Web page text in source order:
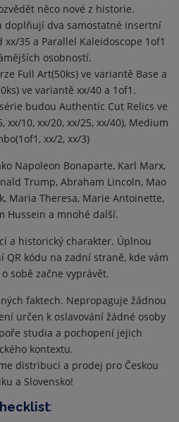
něco nové z historie.
doplňují dva samostatné insertní
35 a Parallel Kaleidoscope 1of1
osobností.
Full Art(50ks) ve variantě Base a
ve variantě xx/40 a 1of1.
budou Authentic Cut Relics ve
xx/10, xx/20, xx/25, xx/40), Medium
xx/2, xx/3)
Napoleon Bonaparte, Karl Marx,
Trump, Abraham Lincoln, Mao
Maria Theresa, Marie Antoinette,
Hussein a mnohé další.
a historický charakter. Úplnou
kódu na zadní straně, kde vám
sobě začne vyprávět.
faktech. Nepropaguje žádnou
určen k oslavování žádné osoby
studia a pochopení jejich
kontextu.
distribuci a prodej pro Českou
a Slovensko!
: